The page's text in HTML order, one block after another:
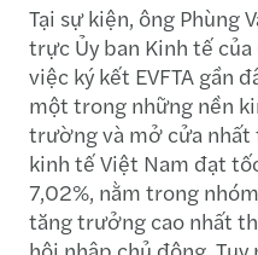
Tại sự kiện, ông Phùng
trực Ủy ban Kinh tế
việc ký kết EVFTA gần
một trong những nền
trường và mở cửa nhất
kinh tế Việt Nam đạt
7,02%, nằm trong
tăng trưởng cao nhất